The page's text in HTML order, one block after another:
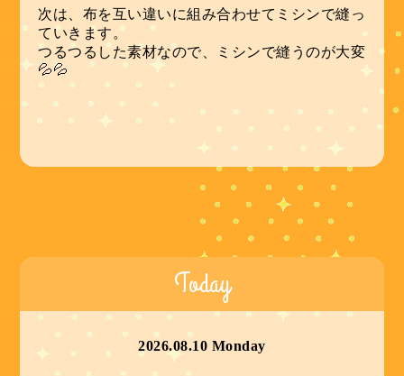
次は、布を互い違いに組み合わせてミシンで縫っ
ていきます。
つるつるした素材なので、ミシンで縫うのが大変
💦💦
Today
2026.08.10 Monday